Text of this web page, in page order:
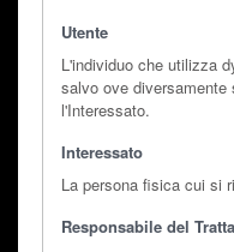
Utente
L'individuo che utilizza
salvo ove
l'Interessato.
Interessato
La persona fisica cui si
Responsabile del